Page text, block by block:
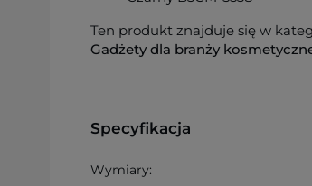
Ten produkt znajduje się w
Gadżety dla branży
Specyfikacja
Wymiary: